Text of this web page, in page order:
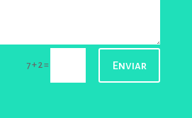
7 + 2= Enviar